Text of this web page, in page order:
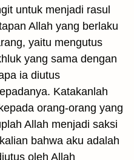
untuk menjadi rasul
Allah yang berlaku
yaitu mengutus
yang sama dengan
ia diutus
Katakanlah
orang-orang yang
Allah menjadi saksi
bahwa aku adalah
oleh Allah